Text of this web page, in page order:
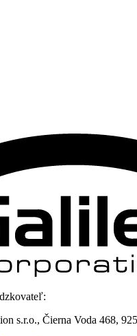
s.r.o., Čierna Voda 468,